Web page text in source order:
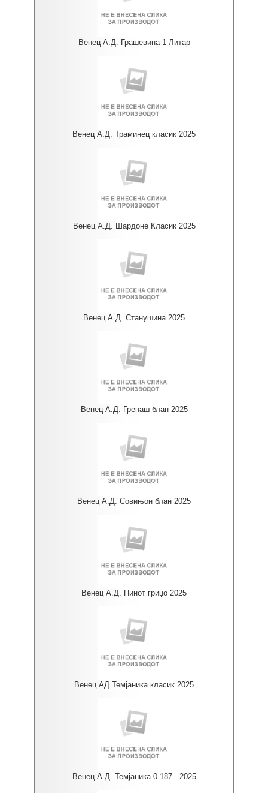
Венец А.Д. Грашевина 1 Литар
Венец А.Д. Траминец класик 2025
Венец А.Д. Шардоне Класик 2025
Венец А.Д. Станушина 2025
Венец А.Д. Гренаш блан 2025
Венец А.Д. Совињон блан 2025
Венец А.Д. Пинот гриџо 2025
Венец АД Темјаника класик 2025
Венец А.Д. Темјаника 0.187 - 2025